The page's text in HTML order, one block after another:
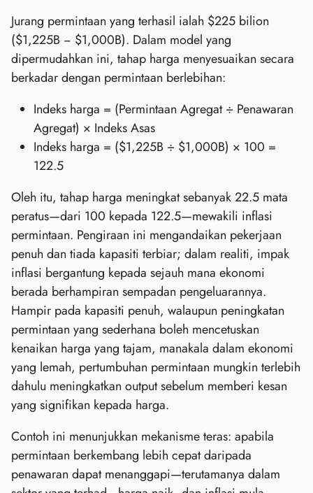
Jurang permintaan yang terhasil ialah $225 bilion
($1,225B − $1,000B). Dalam model yang
dipermudahkan ini, tahap harga menyesuaikan secara
berkadar dengan permintaan berlebihan:
Indeks harga = (Permintaan Agregat ÷ Penawaran
Agregat) × Indeks Asas
Indeks harga = ($1,225B ÷ $1,000B) × 100 =
122.5
Oleh itu, tahap harga meningkat sebanyak 22.5 mata
peratus—dari 100 kepada 122.5—mewakili inflasi
permintaan. Pengiraan ini mengandaikan pekerjaan
penuh dan tiada kapasiti terbiar; dalam realiti, impak
inflasi bergantung kepada sejauh mana ekonomi
berada berhampiran sempadan pengeluarannya.
Hampir pada kapasiti penuh, walaupun peningkatan
permintaan yang sederhana boleh mencetuskan
kenaikan harga yang tajam, manakala dalam ekonomi
yang lemah, pertumbuhan permintaan mungkin terlebih
dahulu meningkatkan output sebelum memberi kesan
yang signifikan kepada harga.
Contoh ini menunjukkan mekanisme teras: apabila
permintaan berkembang lebih cepat daripada
penawaran dapat menanggapi—terutamanya dalam